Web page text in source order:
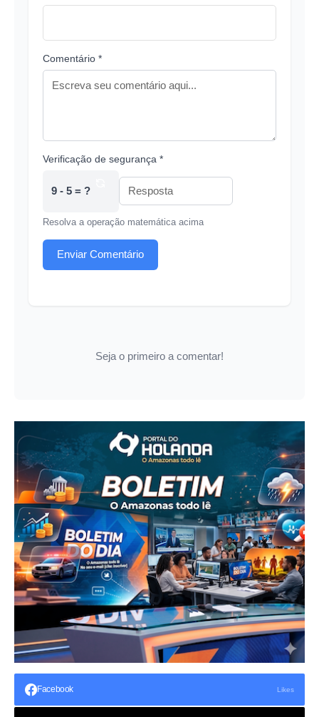
Comentário *
Verificação de segurança *
9 - 5 = ?
Resolva a operação matemática acima
Enviar Comentário
Seja o primeiro a comentar!
Facebook Likes